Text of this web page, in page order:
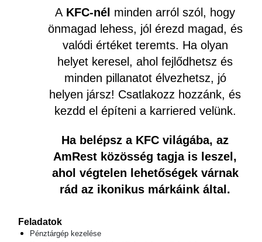
A KFC-nél minden arról szól, hogy
önmagad lehess, jól érezd magad, és
valódi értéket teremts. Ha olyan
helyet keresel, ahol fejlődhetsz és
minden pillanatot élvezhetsz, jó
helyen jársz! Csatlakozz hozzánk, és
kezdd el építeni a karriered velünk.
Ha belépsz a KFC világába, az
AmRest közösség tagja is leszel,
ahol végtelen lehetőségek várnak
rád az ikonikus márkáink által.
Feladatok
Pénztárgép kezelése